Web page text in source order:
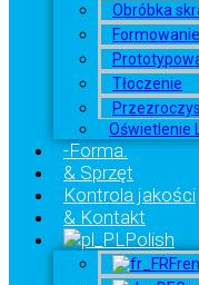
Obróbka
Formowanie
Tłoczenie
Oświetlenie
-Forma.
& Sprzęt
Kontrola jakości
& Kontakt
Polish